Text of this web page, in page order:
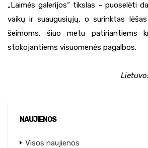
„Laimės galerijos“ tikslas – puoselėti
vaikų ir suaugusiųjų, o surinktas
šeimoms, šiuo metu patiriantiems
stokojantiems visuomenės pagalbos.
NAUJIENOS
Visos naujienos